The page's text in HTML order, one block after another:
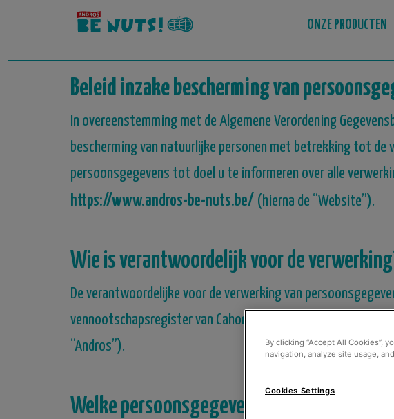
de
ONZE PRODUCTEN
Beleid inzake bescherming van
In overeenstemming met de Algemene Verordening
bescherming van natuurlijke personen met betrekking tot de
persoonsgegevens tot doel u te informeren over alle
https://www.andros-be-nuts.be/ (hierna de “Website”).
Wie is verantwoordelijk voor de
De verantwoordelijke voor de verwerking van
vennootschapsregister van Cahors onder het nr. 428 682
“Andros”).
Welke persoonsgegevens worden verwerkt?
By clicking “Accept All Cookies”,
navigation, analyze site usage,
Cookies Settings